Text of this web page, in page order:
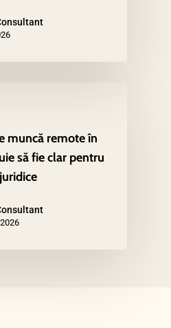
muncă remote în
să fie clar pentru